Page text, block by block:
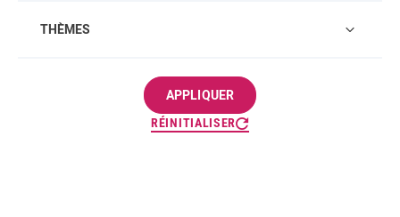
THÈMES
APPLIQUER
RÉINITIALISER